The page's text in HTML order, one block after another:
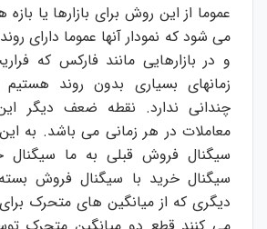
عموما از این روش برای بازارها یا
می شود که نمودار آنها عموما دارای
و در بازارهایی مانند فارکس که
زمانهای بسیاری بدون روند
چندانی ندارد. نقطه ضعف دیگر
معاملات در هر زمانی می باشد. به
سیگنال فروش قبلی به ما
سیگنال خرید با سیگنال فروش
دیگری که از میانگین های متحرک